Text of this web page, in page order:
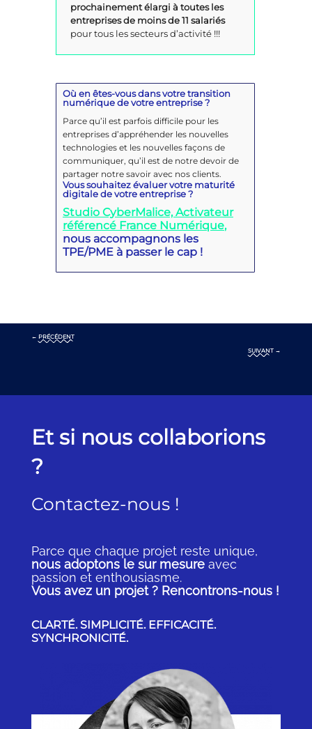
prochainement élargi à toutes les
entreprises de moins de 11 salariés
pour tous les secteurs d’activité !!!
Où en êtes-vous dans votre transition
numérique de votre entreprise ?
Parce qu’il est parfois difficile pour les
entreprises d’appréhender les nouvelles
technologies et les nouvelles façons de
communiquer, qu’il est de notre devoir de
partager notre savoir avec nos clients.
Vous souhaitez évaluer votre maturité
digitale de votre entreprise ?
Studio CyberMalice,Activateur
référencé France Numérique,
nous accompagnons les
TPE/PME à passer le cap !
← PRÉCÉDENT
SUIVANT →
Et si nous collaborions
?
Contactez-nous !
Parce que chaque projet reste unique,
nous adoptons le sur mesureavec
passion et enthousiasme.
Vous avez un projet ? Rencontrons-nous !
CLARTÉ. SIMPLICITÉ. EFFICACITÉ.
SYNCHRONICITÉ.